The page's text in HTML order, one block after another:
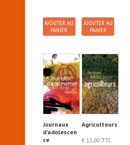
AJOUTER AU
PANIER
AJOUTER AU
PANIER
Journaux
d’adolescen
ce
Agriculteurs
€ 13,00 TTC